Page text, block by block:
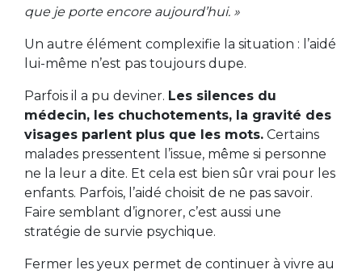
que je porte encore aujourd’hui. »
Un autre élément complexifie la situation : l’aidé
lui-même n’est pas toujours dupe.
Parfois il a pu deviner. Les silences du
médecin, les chuchotements, la gravité des
visages parlent plus que les mots. Certains
malades pressentent l’issue, même si personne
ne la leur a dite. Et cela est bien sûr vrai pour les
enfants. Parfois, l’aidé choisit de ne pas savoir.
Faire semblant d’ignorer, c’est aussi une
stratégie de survie psychique.
Fermer les yeux permet de continuer à vivre au